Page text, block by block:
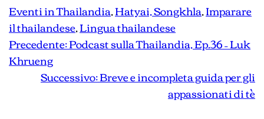
Eventi in Thailandia, Hatyai, Songkhla, Imparare
il thailandese, Lingua thailandese
Precedente:Podcast sulla Thailandia, Ep.36 – Luk
Khrueng
Successivo:Breve e incompleta guida per gli
appassionati di tè